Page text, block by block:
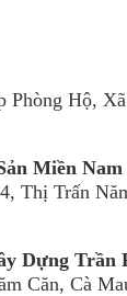
Hộ,
Miền Nam
Thị Trấn
Dựng Trần
Căn, Cà